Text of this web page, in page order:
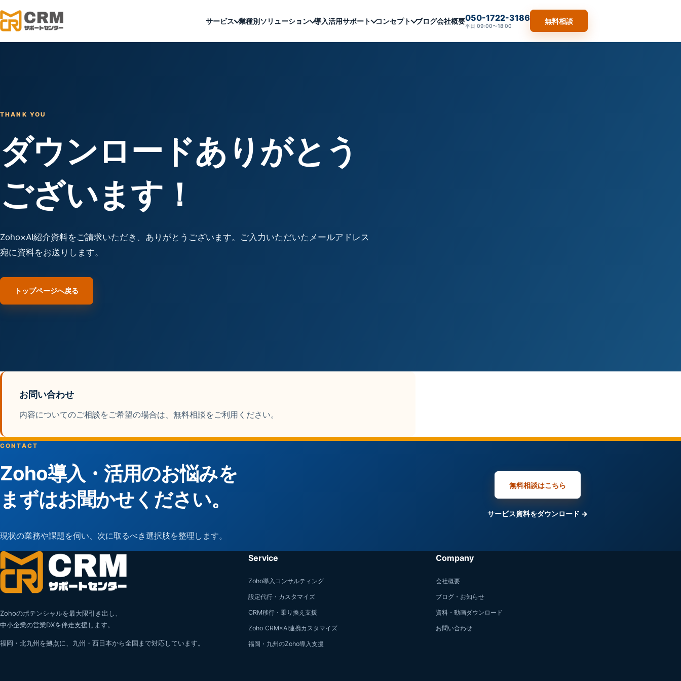
サービス 業種別ソリューション 導入活用サポート コンセプト ブログ会社概要050-1722-3186
平日 09:00〜18:00
無料相談
THANK YOU
ダウンロードありがとう
ございます！
Zoho×AI紹介資料をご請求いただき、ありがとうございます。ご入力いただいたメールアドレス
宛に資料をお送りします。
トップページへ戻る
お問い合わせ
内容についてのご相談をご希望の場合は、無料相談をご利用ください。
CONTACT
Zoho導入・活用のお悩みを
まずはお聞かせください。
現状の業務や課題を伺い、次に取るべき選択肢を整理します。
無料相談はこちら
サービス資料をダウンロード →
Zohoのポテンシャルを最大限引き出し、
中小企業の営業DXを伴走支援します。
福岡・北九州を拠点に、九州・西日本から全国まで対応しています。
Service
Zoho導入コンサルティング
設定代行・カスタマイズ
CRM移行・乗り換え支援
Zoho CRM×AI連携カスタマイズ
福岡・九州のZoho導入支援
Company
会社概要
ブログ・お知らせ
資料・動画ダウンロード
お問い合わせ